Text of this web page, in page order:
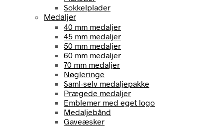
Sokkelplader
Medaljer
40 mm medaljer
45 mm medaljer
50 mm medaljer
60 mm medaljer
70 mm medaljer
Nøgleringe
Saml-selv medaljepakke
Prægede medaljer
Emblemer med eget logo
Medaljebånd
Gaveæsker